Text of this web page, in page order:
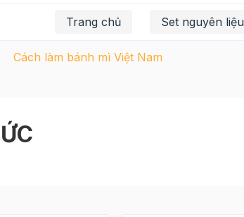
Trang chủ Set nguyên liệu
Cách làm bánh mì Việt Nam